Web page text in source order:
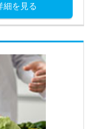
細を見る